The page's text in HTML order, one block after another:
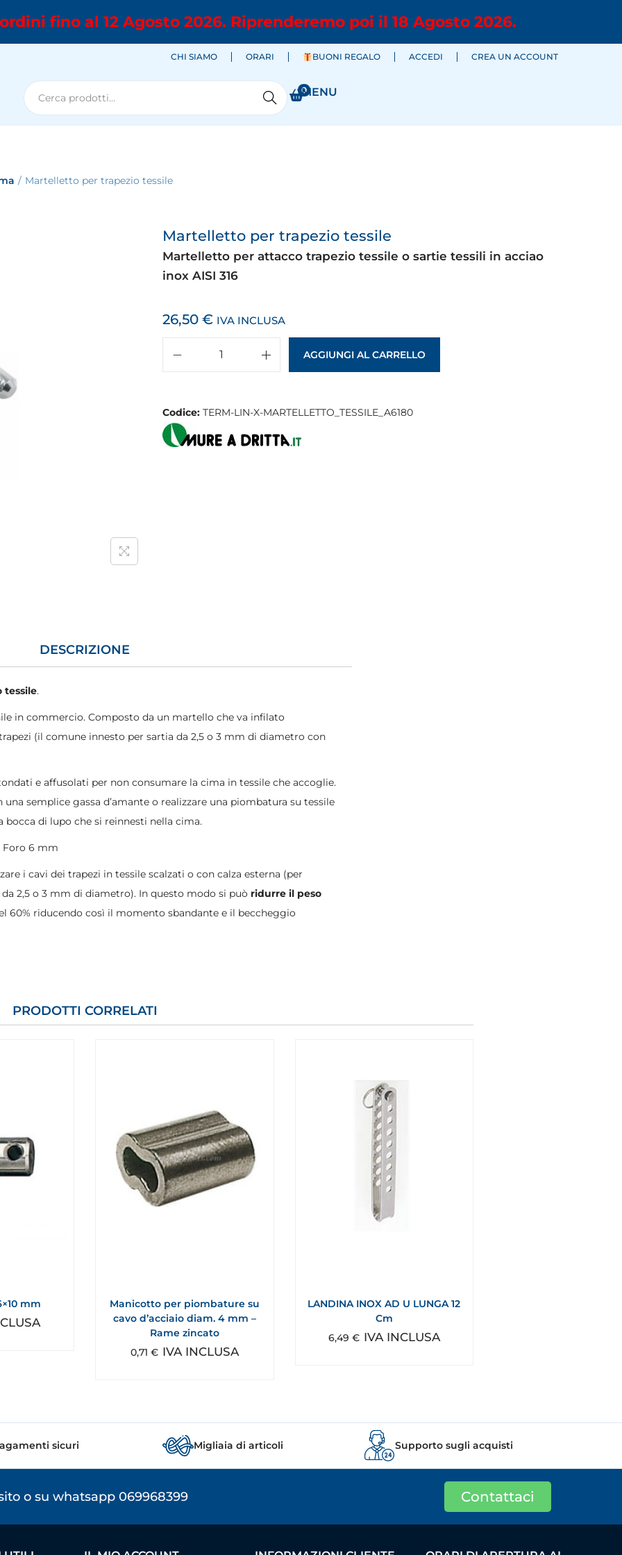
fino al 12 Agosto 2026. Riprenderemo poi il 18 Agosto 2026.
CHI SIAMO ORARI BUONI REGALO ACCEDI CREA UN ACCOUNT
Cerca
0
MENU
/ Martelletto per trapezio tessile
Martelletto per trapezio tessile
Martelletto per attacco trapezio tessile o sartie tessili in acciao
inox AISI 316
26,50 € IVA INCLUSA
AGGIUNGI AL CARRELLO
Codice: TERM-LIN-X-MARTELLETTO_TESSILE_A6180
DESCRIZIONE
tessile.
in commercio. Composto da un martello che va infilato
(il comune innesto per sartia da 2,5 o 3 mm di diametro con
e affusolati per non consumare la cima in tessile che accoglie.
semplice gassa d’amante o realizzare una piombatura su tessile
bocca di lupo che si reinnesti nella cima.
Foro 6 mm
i cavi dei trapezi in tessile scalzati o con calza esterna (per
2,5 o 3 mm di diametro). In questo modo si può ridurre il peso
60% riducendo così il momento sbandante e il beccheggio
PRODOTTI CORRELATI
mm
Manicotto per piombature su
cavo d’acciaio diam. 4 mm –
Rame zincato
0,71 € IVA INCLUSA
LANDINA INOX AD U LUNGA 12
Cm
6,49 € IVA INCLUSA
sicuri Migliaia di articoli Supporto sugli acquisti
o su whatsapp 069968399 Contattaci